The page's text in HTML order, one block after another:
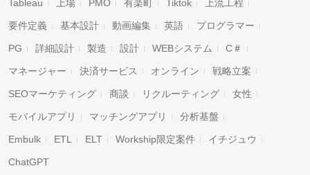
Tableau 上場 PMO 有楽町 Tiktok 上流工程
要件定義 基本設計 動画編集 英語 プログラマー
PG 詳細設計 製造 設計 WEBシステム C＃
マネージャー 決済サービス オンライン 戦略立案
SEOマーケティング 商談 リクルーティング 女性
モバイルアプリ マッチングアプリ 分析基盤
Embulk ETL ELT Workship限定案件 イチジュウ
ChatGPT